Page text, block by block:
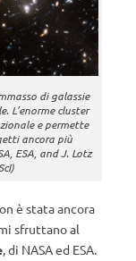
di galassie
L’enorme cluster
e permette
ancora più
ESA, and J. Lotz
è stata ancora
sfruttano al
, di NASA ed ESA.